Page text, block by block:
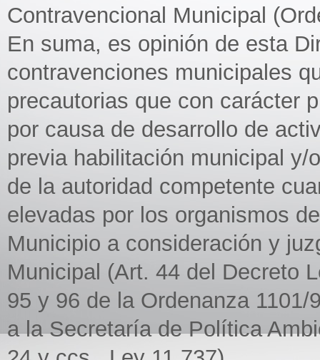
Contravencional Municipal
En suma, es opinión de esta
contravenciones municipales
precautorias que con carácter
por causa de desarrollo de
previa habilitación municipal
de la autoridad competente
elevadas por los organismos
Municipio a consideración y
Municipal (Art. 44 del Decreto
95 y 96 de la Ordenanza
a la Secretaría de Política